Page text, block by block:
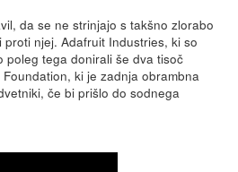
da se ne strinjajo s takšno zlorabo
njej. Adafruit Industries, ki so
poleg tega donirali še dva tisoč
ki je zadnja obrambna
če bi prišlo do sodnega